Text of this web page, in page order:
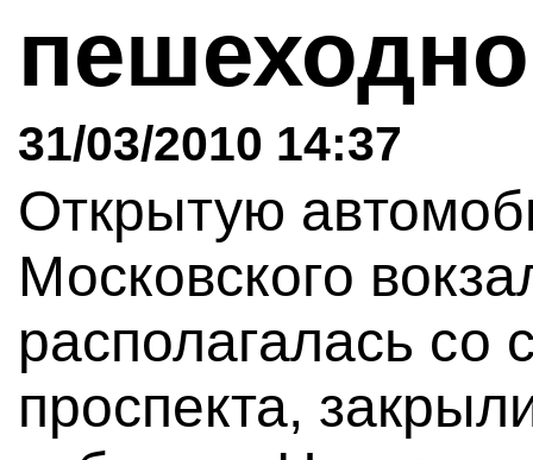
31/03/2010 14:37
Открытую
Московского
располагалась со
проспекта,